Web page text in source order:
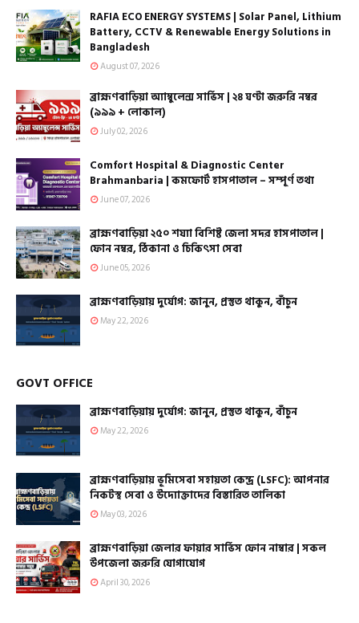
RAFIA ECO ENERGY SYSTEMS | Solar Panel, Lithium
Battery, CCTV & Renewable Energy Solutions in
Bangladesh
August 07, 2026
ব্রাহ্মণবাড়িয়া অ্যাম্বুলেন্স সার্ভিস | ২৪ ঘণ্টা জরুরি নম্বর
(৯৯৯ + লোকাল)
July 02, 2026
Comfort Hospital & Diagnostic Center
Brahmanbaria | কমফোর্ট হাসপাতাল – সম্পূর্ণ তথ্য
June 07, 2026
ব্রাহ্মণবাড়িয়া ২৫০ শয্যা বিশিষ্ট জেলা সদর হাসপাতাল |
ফোন নম্বর, ঠিকানা ও চিকিৎসা সেবা
June 05, 2026
ব্রাহ্মণবাড়িয়ায় দুর্যোগ: জানুন, প্রস্তুত থাকুন, বাঁচুন
May 22, 2026
GOVT OFFICE
ব্রাহ্মণবাড়িয়ায় দুর্যোগ: জানুন, প্রস্তুত থাকুন, বাঁচুন
May 22, 2026
ব্রাহ্মণবাড়িয়ায় ভূমিসেবা সহায়তা কেন্দ্র (LSFC): আপনার
নিকটস্থ সেবা ও উদ্যোক্তাদের বিস্তারিত তালিকা
May 03, 2026
ব্রাহ্মণবাড়িয়া জেলার ফায়ার সার্ভিস ফোন নাম্বার | সকল
উপজেলা জরুরি যোগাযোগ
April 30, 2026